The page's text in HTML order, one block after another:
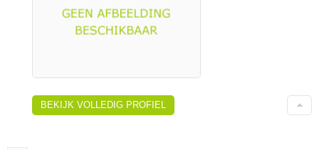
BEKIJK VOLLEDIG PROFIEL